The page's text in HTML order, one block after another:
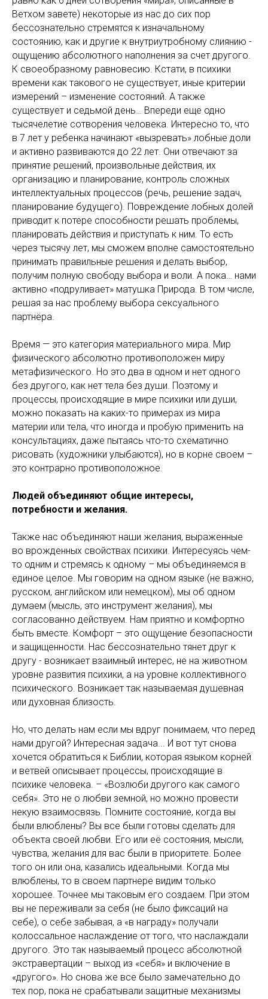
Ветхом завете) некоторые из нас до сих пор
бессознательно стремятся к изначальному
состоянию, как и другие к внутриутробному слиянию -
ощущению абсолютного наполнения за счет другого.
К своеобразному равновесию. Кстати, в психики
времени как такового не существует, иные критерии
измерений – изменение состояний. А также
существует и седьмой день… Впереди еще одно
тысячелетие сотворения человека. Интересно то, что
в 7 лет у ребенка начинают «вызревать» лобные доли
и активно развиваются до 22 лет. Они отвечают за
принятие решений, произвольные действия, их
организацию и планирование, контроль сложных
интеллектуальных процессов (речь, решение задач,
планирование будущего). Повреждение лобных долей
приводит к потере способности решать проблемы,
планировать действия и приступать к ним. То есть
через тысячу лет, мы сможем вполне самостоятельно
принимать правильные решения и делать выбор,
получим полную свободу выбора и воли. А пока… нами
активно «подруливает» матушка Природа. В том числе,
решая за нас проблему выбора сексуального
партнёра.
Время — это категория материального мира. Мир
физического абсолютно противоположен миру
метафизического. Но это два в одном и нет одного
без другого, как нет тела без души. Поэтому и
процессы, происходящие в мире психики или души,
можно показать на каких-то примерах из мира
материи или тела, что иногда и пробую применить на
консультациях, даже пытаясь что-то схематично
рисовать (художники улыбаются), но в корне своем –
это контрарно противоположное.
Людей объединяют общие интересы,
потребности и желания.
Также нас объединяют наши желания, выраженные
во врожденных свойствах психики. Интересуясь чем-
то одним и стремясь к одному – мы объединяемся в
единое целое. Мы говорим на одном языке (не важно,
русском, английском или немецком), мы об одном
думаем (мысль, это инструмент желания), мы
согласованно действуем. Нам приятно и комфортно
быть вместе. Комфорт – это ощущение безопасности
и защищенности. Нас бессознательно тянет друг к
другу - возникает взаимный интерес, не на животном
уровне развития психики, а на уровне коллективного
психического. Возникает так называемая душевная
или духовная близость.
Но, что делать нам если мы вдруг понимаем, что перед
нами другой? Интересная задача... И вот тут снова
хочется обратиться к Библии, которая языком корней
и ветвей описывает процессы, происходящие в
психике человека. – «Возлюби другого как самого
себя». Это не о любви земной, но можно провести
некую взаимосвязь. Помните состояние, когда вы
были влюблены? Вы все были готовы сделать для
объекта своей любви. Его или её состояния, мысли,
чувства, желания для вас были в приоритете. Более
того он или она, казались идеальными. Когда мы
влюблены, то в своем партнере видим только
хорошее. Точнее мы таковым его создаем. При этом
вы не переживали за себя (не было фиксаций на
себе), о себе забывая, а «в награду» получали
колоссальное наслаждение от того, что наслаждали
другого. Это так называемый процесс абсолютной
экстравертации – выход из «себя» и включение в
«другого». Но снова же все было замечательно до
тех пор, пока не срабатывали защитные механизмы